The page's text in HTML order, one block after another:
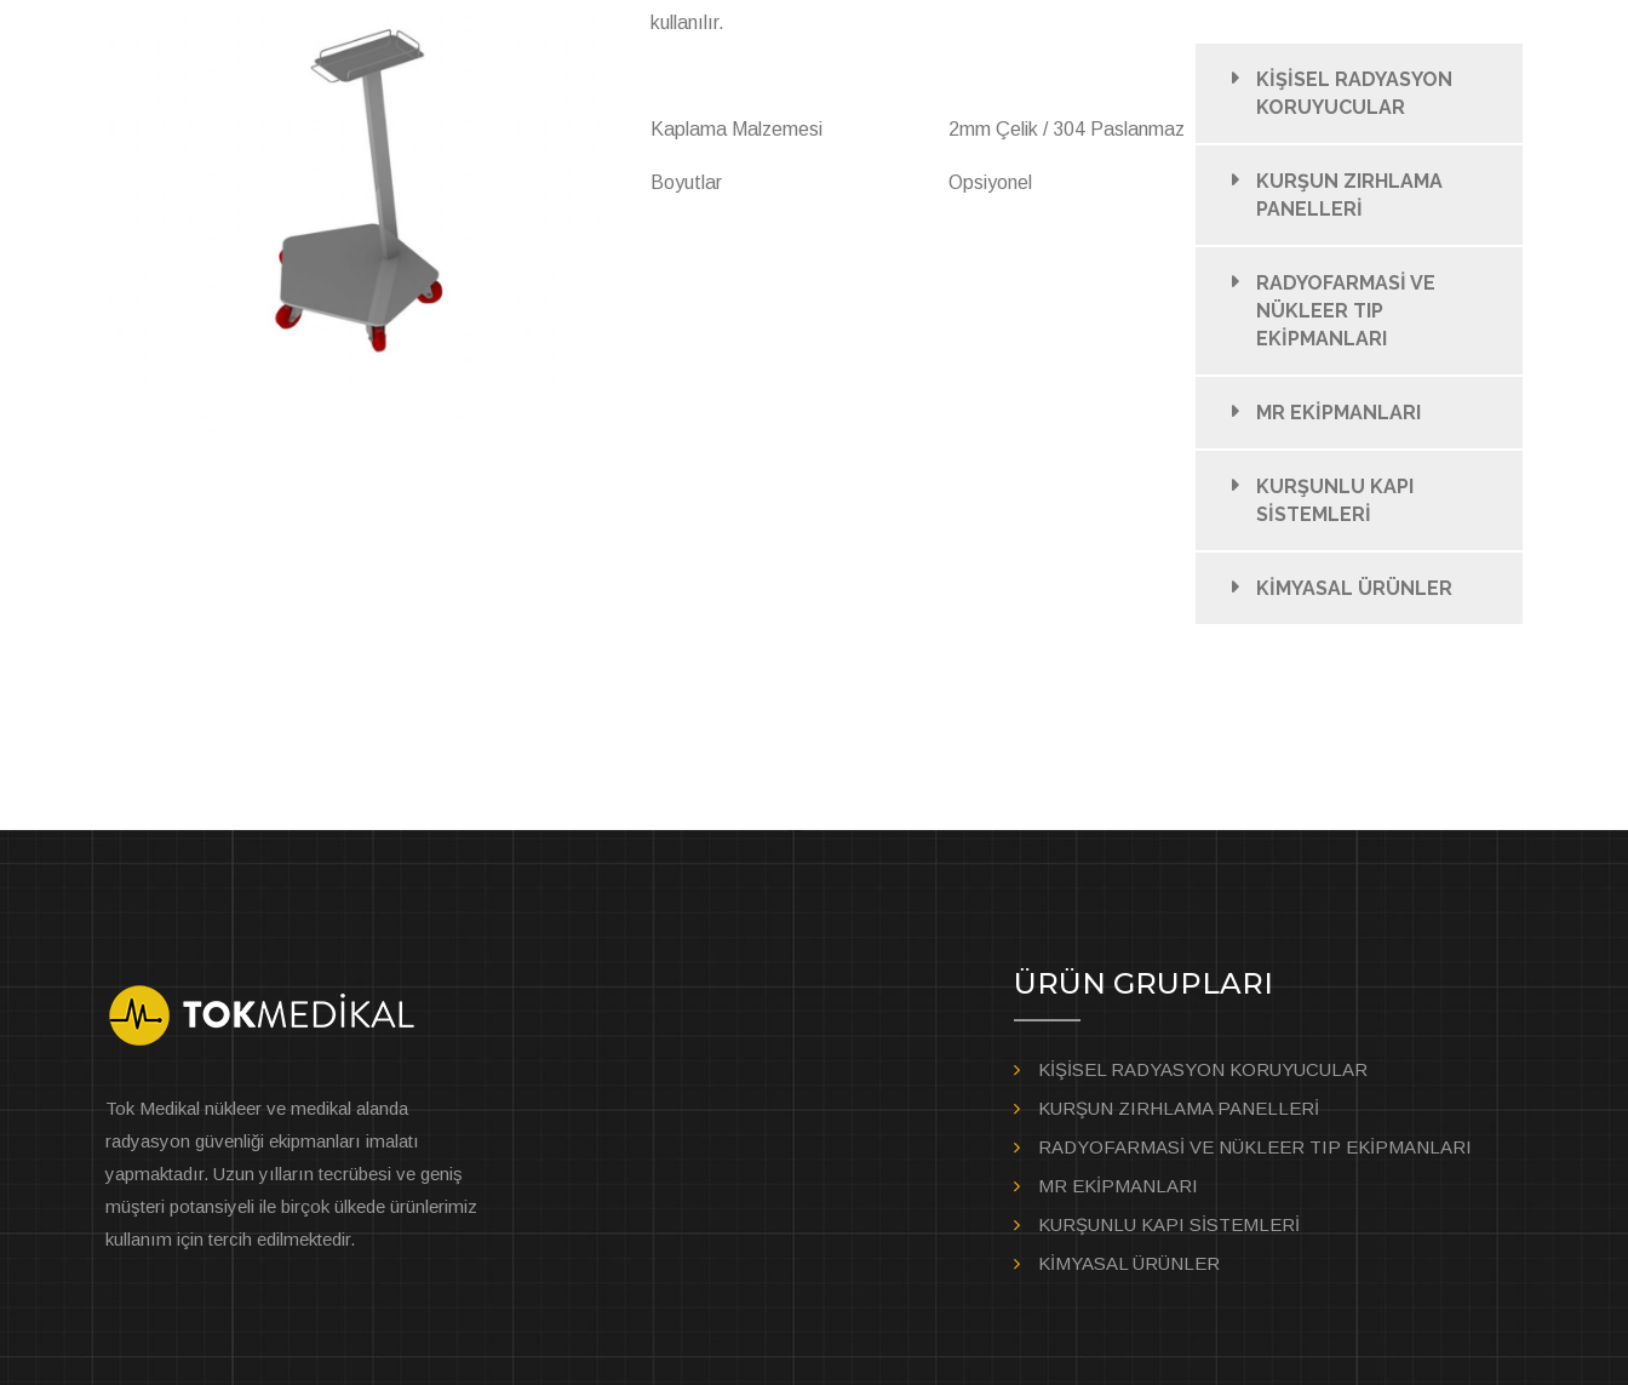
kullanılır.
Kaplama Malzemesi 2mm Çelik / 304 Paslanmaz
Boyutlar Opsiyonel
KİŞİSEL RADYASYON
KORUYUCULAR
KURŞUN ZIRHLAMA
PANELLERİ
RADYOFARMASİ VE
NÜKLEER TIP
EKİPMANLARI
MR EKİPMANLARI
KURŞUNLU KAPI
SİSTEMLERİ
KİMYASAL ÜRÜNLER
Tok Medikal nükleer ve medikal alanda
radyasyon güvenliği ekipmanları imalatı
yapmaktadır. Uzun yılların tecrübesi ve geniş
müşteri potansiyeli ile birçok ülkede ürünlerimiz
kullanım için tercih edilmektedir.
ÜRÜN GRUPLARI
KİŞİSEL RADYASYON KORUYUCULAR
KURŞUN ZIRHLAMA PANELLERİ
RADYOFARMASİ VE NÜKLEER TIP EKİPMANLARI
MR EKİPMANLARI
KURŞUNLU KAPI SİSTEMLERİ
KİMYASAL ÜRÜNLER